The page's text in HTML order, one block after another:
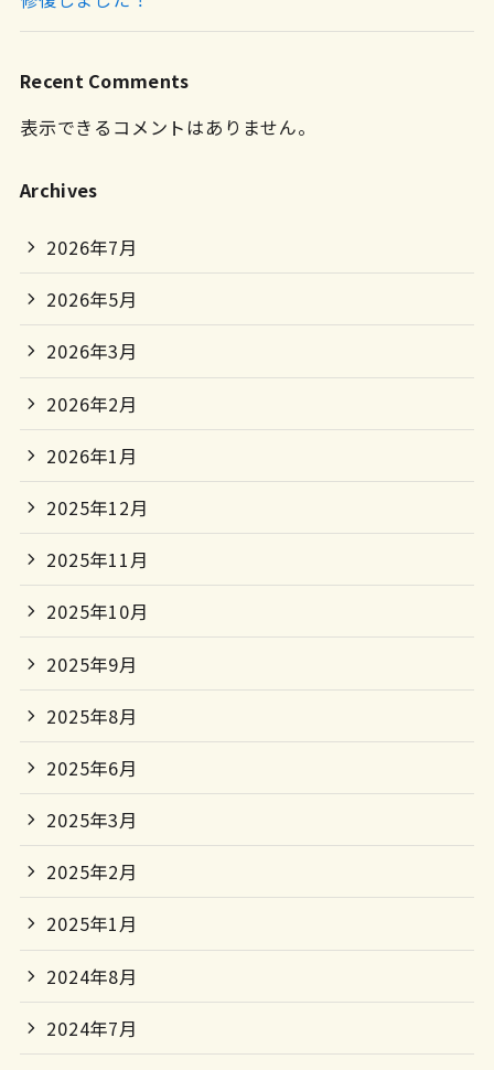
Recent Comments
表示できるコメントはありません。
Archives
2026年7月
2026年5月
2026年3月
2026年2月
2026年1月
2025年12月
2025年11月
2025年10月
2025年9月
2025年8月
2025年6月
2025年3月
2025年2月
2025年1月
2024年8月
2024年7月